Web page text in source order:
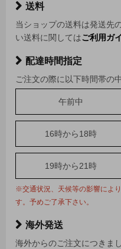
送料
当ショップの送料は発送先
い送料に関してはご利用ガ
配達時間指定
ご注文の際に以下時間帯の
午前中
16時から18時
19時から21時
※交通状況、天候等の影響によ
す。予めご了承下さい。
海外発送
海外からのご注文につきま